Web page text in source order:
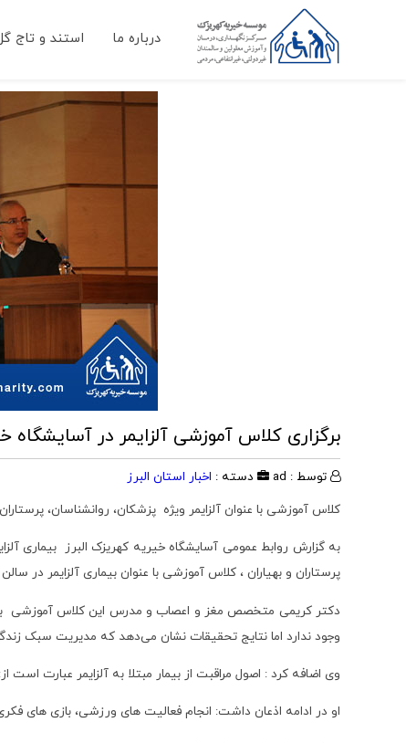
درباره ما استند و تاج
برگزاری کلاس آموزشی آلزایمر در آسایشگاه
توسط : ad دسته : اخبار استان البرز
کلاس آموزشی با عنوان آلزایمر ویژه پزشکان، روانشناسان،
به گزارش روابط عمومی آسایشگاه خیریه کهریزک البرز بیماری
پرستاران و بهیاران ، کلاس آموزشی با عنوان بیماری آلزایمر در
دکتر کریمی متخصص مغز و اعصاب و مدرس این کلاس آموزشی با
وجود ندارد اما نتایج تحقیقات نشان می‌دهد که مدیریت سبک
وی اضافه کرد : اصول مراقبت از بیمار مبتلا به آلزایمر عبارت
او در ادامه اذعان داشت: انجام فعالیت های ورزشی، بازی های